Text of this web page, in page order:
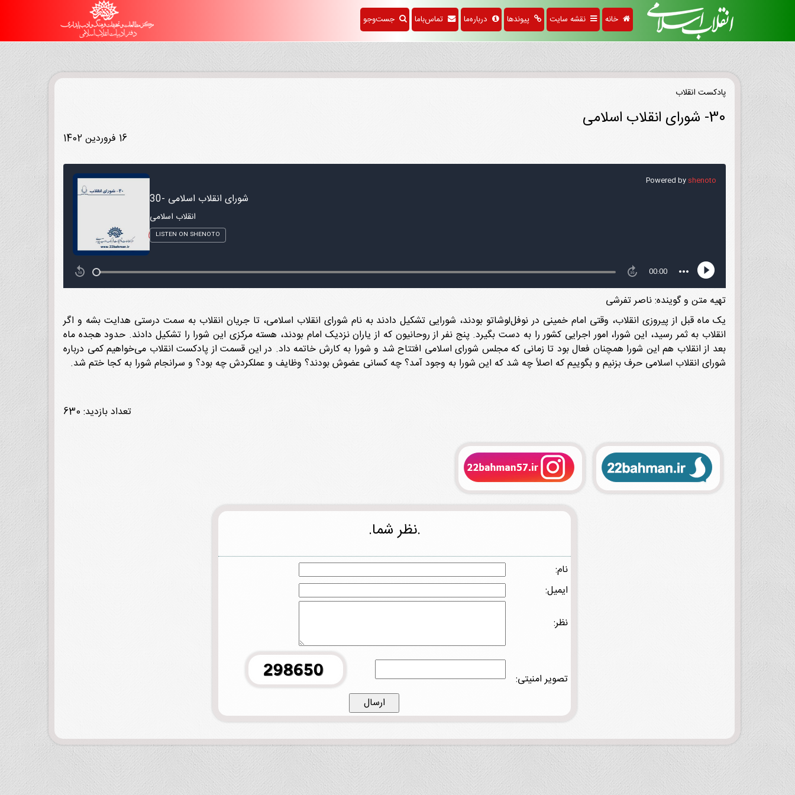
خانه نقشه سایت پیوندها درباره‌ما تماس‌باما جست‌وجو
پادکست انقلاب
30- شورای انقلاب اسلامی
16 فروردین 1402
تهیه متن و گوینده: ناصر تفرشی
یک ماه قبل از پیروزی انقلاب، وقتی امام خمینی در نوفل‌لوشاتو بودند، شورایی تشکیل دادند به نام شورای انقلاب اسلامی، تا جریان انقلاب به سمت درستی هدایت بشه و اگر
انقلاب به ثمر رسید، این شورا، امور اجرایی کشور را به دست بگیرد. پنج نفر از روحانیون که از یاران نزدیک امام بودند، هسته مرکزی این شورا را تشکیل دادند. حدود هجده ماه
بعد از انقلاب هم این شورا همچنان فعال بود تا زمانی که مجلس شورای اسلامی افتتاح شد و شورا به کارش خاتمه داد. در این قسمت از پادکست انقلاب می‌خواهیم کمی درباره
شورای انقلاب اسلامی حرف بزنیم و بگوییم که اصلاً چه شد که این شورا به وجود آمد؟ چه کسانی عضوش بودند؟ وظایف و عملکردش چه بود؟ و سرانجام شورا به کجا ختم شد.
تعداد بازدید: 630
.نظر شما.
نام:
ایمیل:
نظر:
تصویر امنیتی: